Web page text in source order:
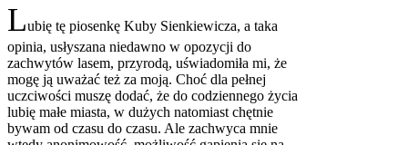
Lubię tę piosenkę Kuby Sienkiewicza, a taka
opinia, usłyszana niedawno w opozycji do
zachwytów lasem, przyrodą, uświadomiła mi, że
mogę ją uważać też za moją. Choć dla pełnej
uczciwości muszę dodać, że do codziennego życia
lubię małe miasta, w dużych natomiast chętnie
bywam od czasu do czasu. Ale zachwyca mnie